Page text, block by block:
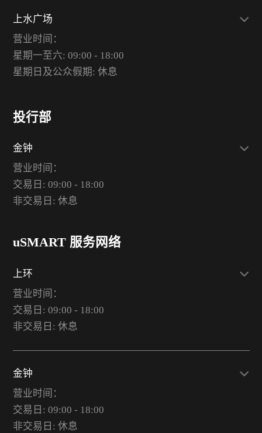
上水广场
营业时间：
星期一至六: 09:00 - 18:00
星期日及公众假期: 休息
投行部
金钟
营业时间：
交易日: 09:00 - 18:00
非交易日: 休息
uSMART 服务网络
上环
营业时间：
交易日: 09:00 - 18:00
非交易日: 休息
金钟
营业时间：
交易日: 09:00 - 18:00
非交易日: 休息